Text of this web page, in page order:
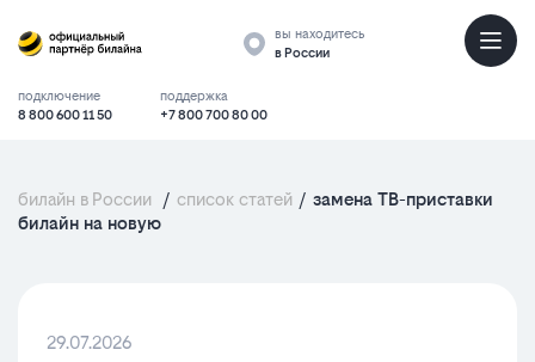
вы находитесь
в России
подключение
8 800 600 11 50
поддержка
+7 800 700 80 00
билайн в России / список статей / замена ТВ-приставки
билайн на новую
29.07.2026